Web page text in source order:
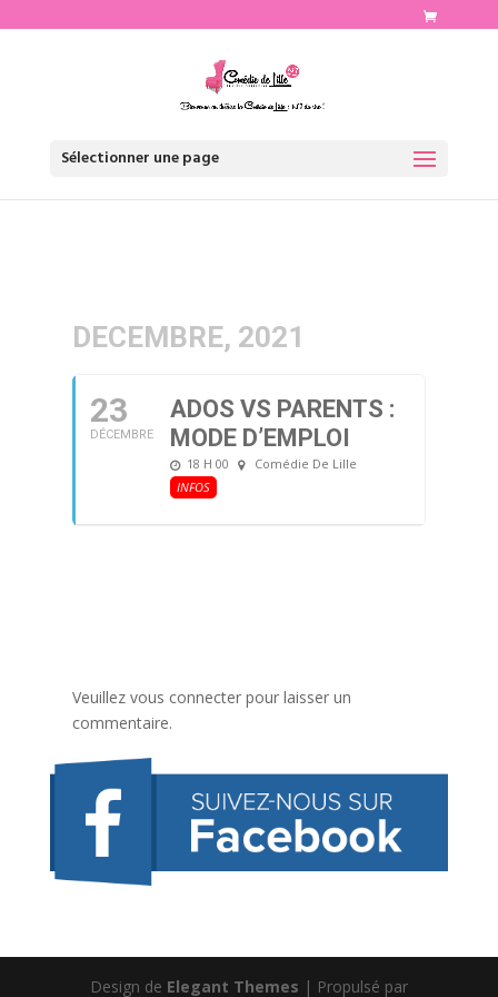
Sélectionner une page
DECEMBRE, 2021
23
DÉCEMBRE
ADOS VS PARENTS :
MODE D’EMPLOI
18 H 00
Comédie De Lille
INFOS
Veuillez vous connecter pour laisser un
commentaire.
Design de Elegant Themes | Propulsé par